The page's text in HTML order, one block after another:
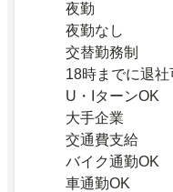
夜勤
夜勤なし
交替勤務制
18時までに退社
U・IターンOK
大手企業
交通費支給
バイク通勤OK
車通勤OK